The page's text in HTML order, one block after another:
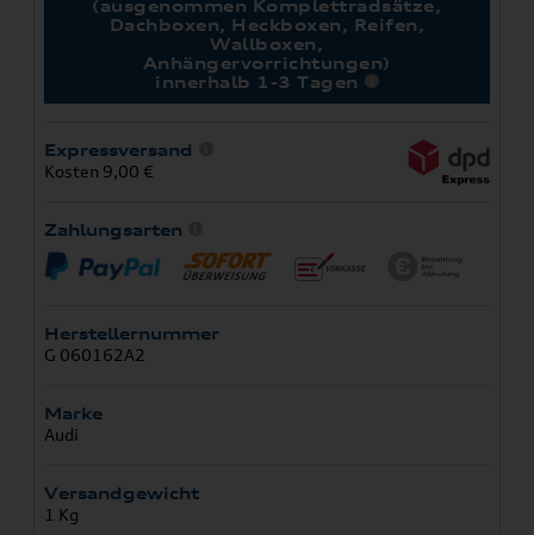
(ausgenommen Komplettradsätze,
Dachboxen, Heckboxen, Reifen,
Wallboxen,
Anhängervorrichtungen)
innerhalb 1-3 Tagen
Expressversand
Kosten 9,00 €
Zahlungsarten
Herstellernummer
G 060162A2
Marke
Audi
Versandgewicht
1 Kg